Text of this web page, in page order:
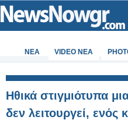
ΝΕΑ VIDEO NEA
Ηθικά στιγμιότυπα
δεν λειτουργεί, ενός